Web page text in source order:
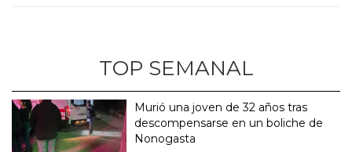
TOP SEMANAL
Murió una joven de 32 años tras
descompensarse en un boliche de
Nonogasta